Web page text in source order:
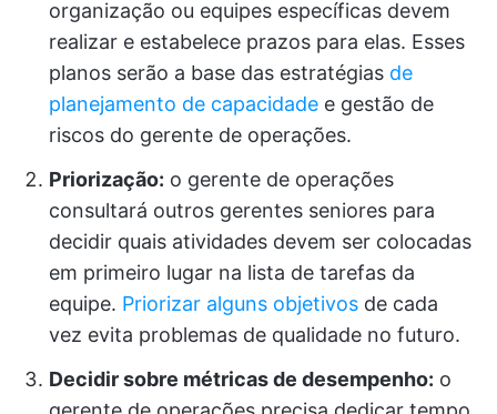
organização ou equipes específicas devem
realizar e estabelece prazos para elas. Esses
planos serão a base das estratégias de
planejamento de capacidade e gestão de
riscos do gerente de operações.
Priorização: o gerente de operações
consultará outros gerentes seniores para
decidir quais atividades devem ser colocadas
em primeiro lugar na lista de tarefas da
equipe. Priorizar alguns objetivos de cada
vez evita problemas de qualidade no futuro.
Decidir sobre métricas de desempenho: o